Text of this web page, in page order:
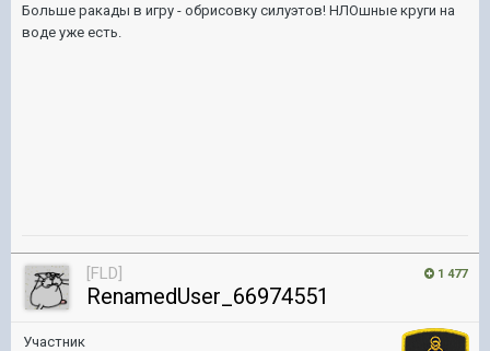
Больше ракады в игру - обрисовку силуэтов! НЛОшные круги на
воде уже есть.
1 477
[FLD]
RenamedUser_66974551
Участник